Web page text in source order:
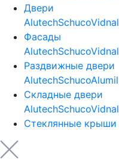
Двери
AlutechSchucoVidnal
Фасады
AlutechSchucoVidnal
Раздвижные двери
AlutechSchucoAlumil
Складные двери
AlutechSchucoVidnal
Стеклянные крыши